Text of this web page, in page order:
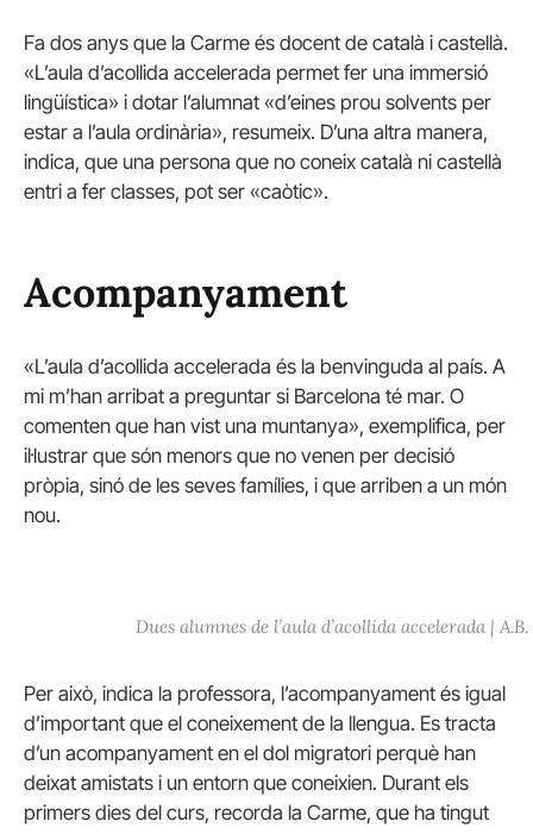
Fa dos anys que la Carme és docent de català i castellà.
«L’aula d’acollida accelerada permet fer una immersió
lingüística» i dotar l’alumnat «d’eines prou solvents per
estar a l’aula ordinària», resumeix. D’una altra manera,
indica, que una persona que no coneix català ni castellà
entri a fer classes, pot ser «caòtic».
Acompanyament
«L’aula d’acollida accelerada és la benvinguda al país. A
mi m’han arribat a preguntar si Barcelona té mar. O
comenten que han vist una muntanya», exemplifica, per
il·lustrar que són menors que no venen per decisió
pròpia, sinó de les seves famílies, i que arriben a un món
nou.
Dues alumnes de l’aula d’acollida accelerada | A.B.
Per això, indica la professora, l’acompanyament és igual
d’important que el coneixement de la llengua. Es tracta
d’un acompanyament en el dol migratori perquè han
deixat amistats i un entorn que coneixien. Durant els
primers dies del curs, recorda la Carme, que ha tingut